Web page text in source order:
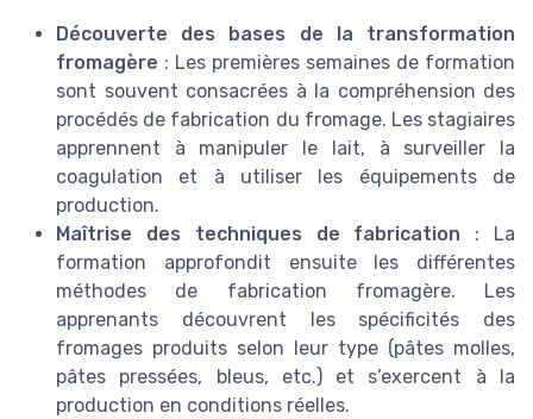
Découverte des bases de la transformation
fromagère : Les premières semaines de formation
sont souvent consacrées à la compréhension des
procédés de fabrication du fromage. Les stagiaires
apprennent à manipuler le lait, à surveiller la
coagulation et à utiliser les équipements de
production.
Maîtrise des techniques de fabrication : La
formation approfondit ensuite les différentes
méthodes de fabrication fromagère. Les
apprenants découvrent les spécificités des
fromages produits selon leur type (pâtes molles,
pâtes pressées, bleus, etc.) et s’exercent à la
production en conditions réelles.